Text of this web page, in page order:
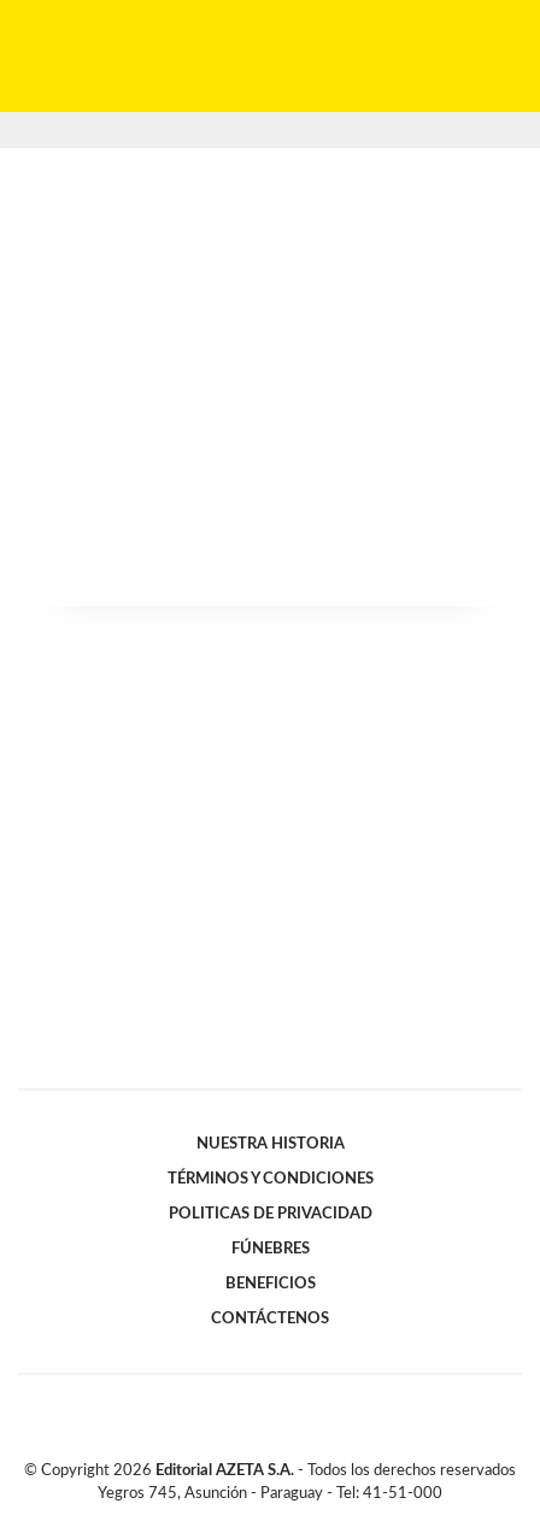
NUESTRA HISTORIA
TÉRMINOS Y CONDICIONES
POLITICAS DE PRIVACIDAD
FÚNEBRES
BENEFICIOS
CONTÁCTENOS
© Copyright 2026 Editorial AZETA S.A. - Todos los derechos reservados
Yegros 745, Asunción - Paraguay - Tel: 41-51-000